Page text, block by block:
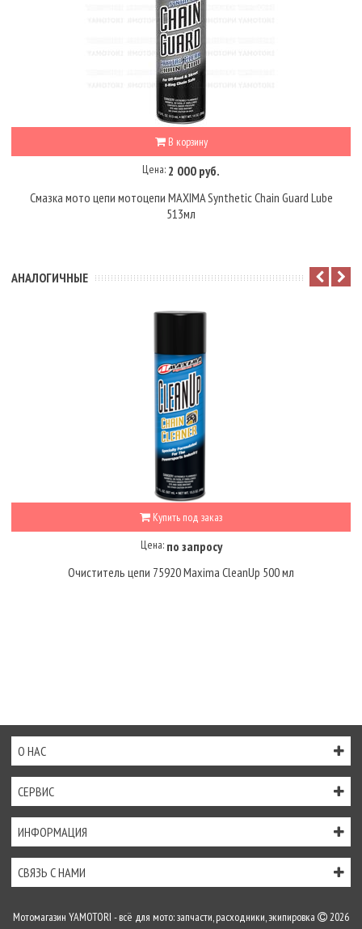
В корзину
Цена: 2 000 руб.
Смазка мото цепи мотоцепи MAXIMA Synthetic Chain Guard Lube
513мл
АНАЛОГИЧНЫЕ
Купить под заказ
Цена: по запросу
Очиститель цепи 75920 Maxima CleanUp 500 мл
О НАС
СЕРВИС
ИНФОРМАЦИЯ
СВЯЗЬ С НАМИ
Мотомагазин YAMOTORI - всё для мото: запчасти, расходники, экипировка 2026